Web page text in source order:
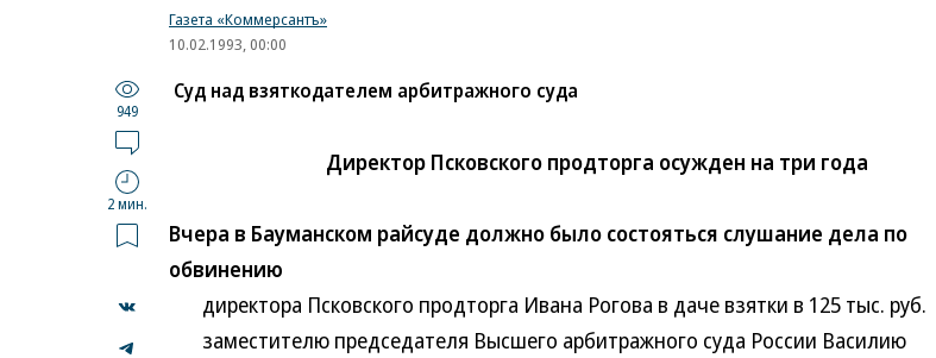
Газета «Коммерсантъ»
10.02.1993, 00:00
949
2 мин.
Суд над взяткодателем арбитражного суда
Директор Псковского продторга осужден на три года
Вчера в Бауманском райсуде должно было состояться слушание дела по
обвинению
директора Псковского продторга Ивана Рогова в даче взятки в 125 тыс. руб.
заместителю председателя Высшего арбитражного суда России Василию